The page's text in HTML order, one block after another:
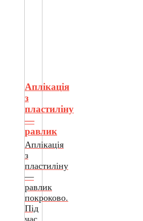
Аплікація
з
пластиліну
—
равлик
Аплікація
з
пластиліну
—
равлик
покроково.
Під
час